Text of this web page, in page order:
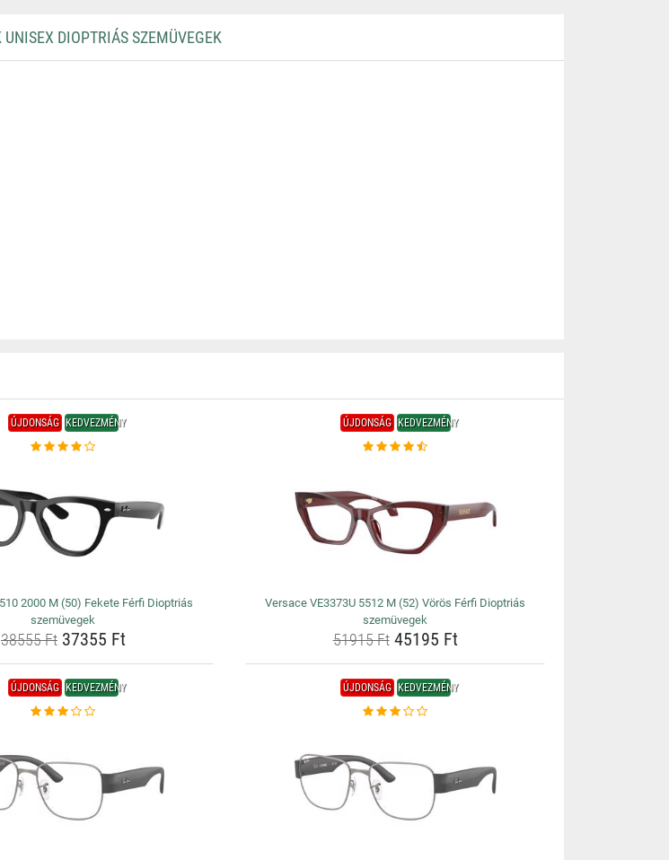
DIOPTRIÁS SZEMÜVEGEK
ÚJDONSÁG KEDVEZMÉNY
2000 M (50) Fekete Férfi Dioptriás
szemüvegek
38555 Ft37355 Ft
ÚJDONSÁG KEDVEZMÉNY
Versace VE3373U 5512 M (52) Vörös Férfi Dioptriás
szemüvegek
51915 Ft45195 Ft
ÚJDONSÁG KEDVEZMÉNY ÚJDONSÁG KEDVEZMÉNY